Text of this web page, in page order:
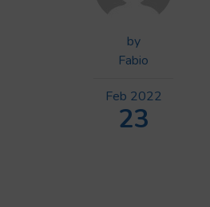
by
Fabio
Feb 2022
23